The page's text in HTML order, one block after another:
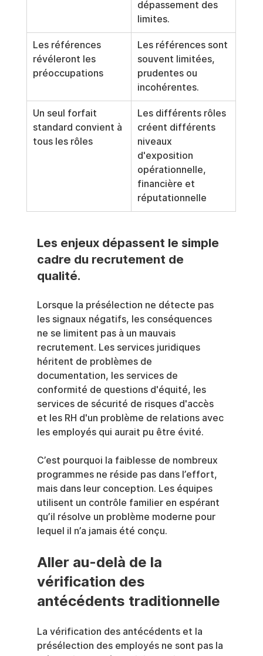
dépassement des
limites.
Les références
révéleront les
préoccupations
Les références sont
souvent limitées,
prudentes ou
incohérentes.
Un seul forfait
standard convient à
tous les rôles
Les différents rôles
créent différents
niveaux
d'exposition
opérationnelle,
financière et
réputationnelle
Les enjeux dépassent le simple
cadre du recrutement de
qualité.
Lorsque la présélection ne détecte pas
les signaux négatifs, les conséquences
ne se limitent pas à un mauvais
recrutement. Les services juridiques
héritent de problèmes de
documentation, les services de
conformité de questions d'équité, les
services de sécurité de risques d'accès
et les RH d'un problème de relations avec
les employés qui aurait pu être évité.
C’est pourquoi la faiblesse de nombreux
programmes ne réside pas dans l’effort,
mais dans leur conception. Les équipes
utilisent un contrôle familier en espérant
qu’il résolve un problème moderne pour
lequel il n’a jamais été conçu.
Aller au-delà de la
vérification des
antécédents traditionnelle
La vérification des antécédents et la
présélection des employés ne sont pas la